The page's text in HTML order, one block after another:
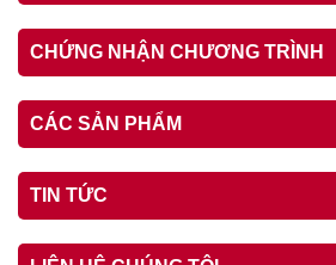
CHỨNG NHẬN CHƯƠNG TRÌNH
CÁC SẢN PHẨM
TIN TỨC